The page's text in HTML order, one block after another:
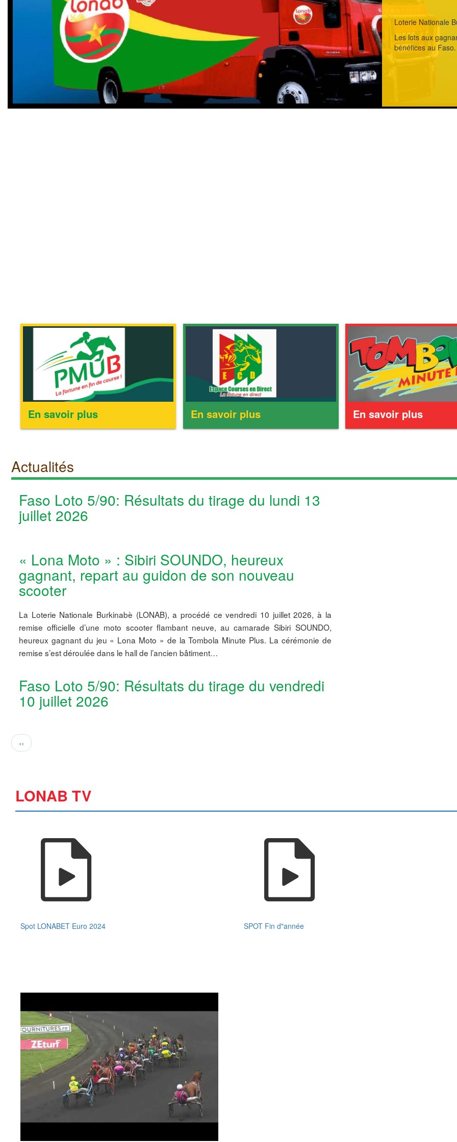
Loterie Nationale
Les lots aux
bénéfices au Faso.
En savoir plus En savoir plus En savoir plus
Actualités
Faso Loto 5/90: Résultats du tirage du lundi 13
juillet 2026
« Lona Moto » : Sibiri SOUNDO, heureux
gagnant, repart au guidon de son nouveau
scooter
La Loterie Nationale Burkinabè (LONAB), a procédé ce vendredi 10 juillet 2026, à la
remise officielle d’une moto scooter flambant neuve, au camarade Sibiri SOUNDO,
heureux gagnant du jeu « Lona Moto » de la Tombola Minute Plus. La cérémonie de
remise s’est déroulée dans le hall de l’ancien bâtiment…
Faso Loto 5/90: Résultats du tirage du vendredi
10 juillet 2026
Pagination
Page
précédente
‹‹
LONAB TV
Spot LONABET Euro 2024 SPOT Fin d"année